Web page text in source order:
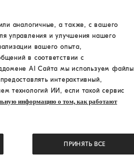
аналогичные, а также, с вашего
управления и улучшения нашего
вашего опыта,
в соответствии с
AI Сайта мы используем файлы
интерактивный,
технологий ИИ, если такой сервис
информацию о том, как работают
ПРИНЯТЬ ВСЕ